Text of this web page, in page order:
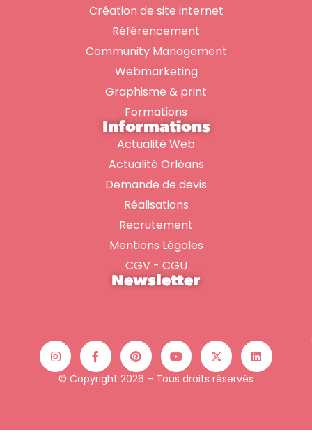
Création de site internet
Référencement
Community Management
Webmarketing
Graphisme & print
Formations
Informations
Actualité Web
Actualité Orléans
Demande de devis
Réalisations
Recrutement
Mentions Légales
CGV - CGU
Newsletter
© Copyright 2026 – Tous droits réservés